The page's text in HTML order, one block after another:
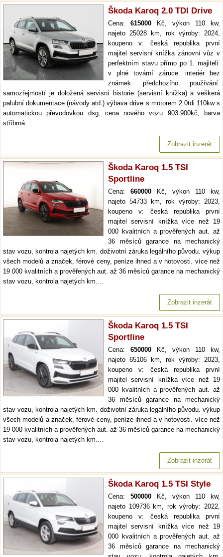
Škoda Karoq 2.0 TDI Drive
Cena: 615000 Kč, výkon 110 kw,
najeto 25028 km, rok výroby: 2024,
koupeno v: česká republika první
majitel servisní knížka zánovní vůz v
perfektním stavu přímo po 1. majiteli.
v plné tovární záruce. interiér bez
známek předchozího používání.
samozřejmostí je doložená servisní historie (servisní knížka) a veškerá
palubní dokumentace (návody atd.).výbava drive s motorem 2.0tdi 110kw s
automatickou převodovkou dsg, cena nového vozu 903.900kč, barva
stříbrná…
Zobrazit inzerát
Škoda Karoq 1.5 TSI
Sportline
Cena: 660000 Kč, výkon 110 kw,
najeto 54733 km, rok výroby: 2023,
koupeno v: česká republika první
majitel servisní knížka více než 19
000 kvalitních a prověřených aut. až
36 měsíců garance na mechanický
stav vozu, kontrola najetých km. doživotní záruka legálního původu. výkup
všech modelů a značek, férové ceny, peníze ihned a v hotovosti. více než
19 000 kvalitních a prověřených aut. až 36 měsíců garance na mechanický
stav vozu, kontrola najetých km.…
Zobrazit inzerát
Škoda Karoq 1.5 TSI
Sportline
Cena: 650000 Kč, výkon 110 kw,
najeto 65106 km, rok výroby: 2023,
koupeno v: česká republika první
majitel servisní knížka více než 19
000 kvalitních a prověřených aut. až
36 měsíců garance na mechanický
stav vozu, kontrola najetých km. doživotní záruka legálního původu. výkup
všech modelů a značek, férové ceny, peníze ihned a v hotovosti. více než
19 000 kvalitních a prověřených aut. až 36 měsíců garance na mechanický
stav vozu, kontrola najetých km.…
Zobrazit inzerát
Škoda Karoq 1.5 TSI Style
Cena: 500000 Kč, výkon 110 kw,
najeto 109736 km, rok výroby: 2022,
koupeno v: česká republika první
majitel servisní knížka více než 19
000 kvalitních a prověřených aut. až
36 měsíců garance na mechanický